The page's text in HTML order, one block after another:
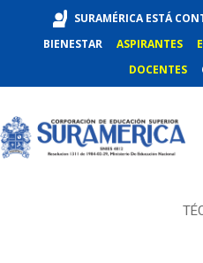
SURAMÉRICA ESTÁ
BIENESTAR
ASPIRANTES
DOCENTES